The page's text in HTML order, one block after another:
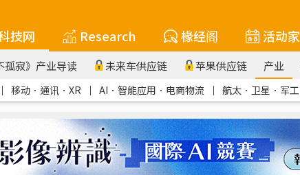
技网 Research 椽经阁 活动家
孤寂》产业导读 未来车供应链 苹果供应链 产业
｜ 移动．通讯．XR ｜ AI．智能应用．电商物流 ｜ 航太．卫星．军工